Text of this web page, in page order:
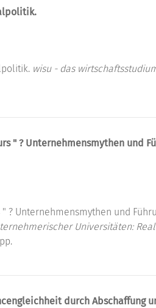
wisu - das
" ? Unternehmensmythen und
Unternehmensmythen und
Universitäten:
durch Abschaffung